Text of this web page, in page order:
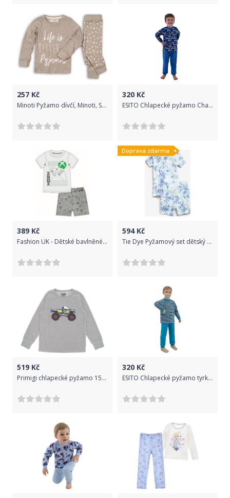
257 Kč
Minoti Pyžamo dívčí, Minoti, SLEEPOVER 7, šedá - 98/104
320 Kč
ESITO Chlapecké pyžamo Chameleon vel. 116 - 122, Barva tmavě modrá, Velikost 122
389 Kč
Fashion UK - Dětské bavlněné letní pyžamo XBOX konzole - bílé 140
Doprava zdarma
594Kč
Tie Dye Pyžamový set dětský GAP | Modrá | Dívčí | 18-24 měsíců
519 Kč
Primigi chlapecké pyžamo 154 šedá
320 Kč
ESITO Chlapecké pyžamo tyrkysové kostky vel. 116 - 122, Barva tyrkysová kostka malá, Velikost 122